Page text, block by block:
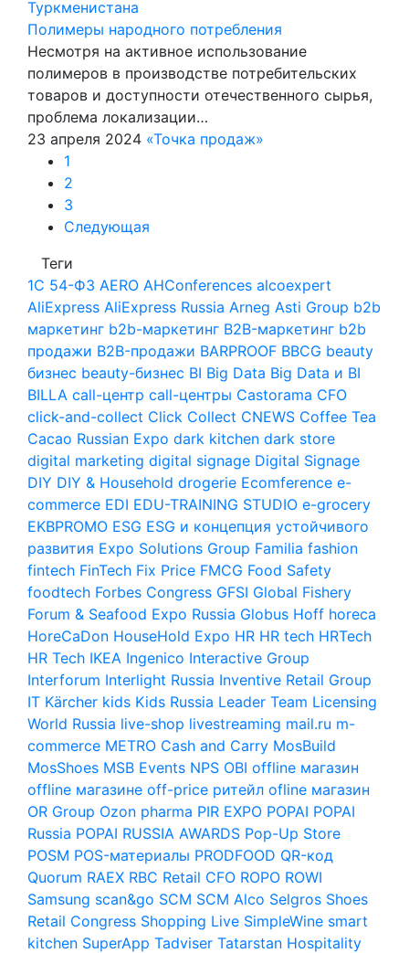
Туркменистана
Полимеры народного потребления
Несмотря на активное использование
полимеров в производстве потребительских
товаров и доступности отечественного сырья,
проблема локализации…
23 апреля 2024 «Точка продаж»
1
2
3
Следующая
Теги
1С 54-ФЗ AERO AHConferences alcoexpert
AliExpress AliExpress Russia Arneg Asti Group b2b
маркетинг b2b-маркетинг B2B-маркетинг b2b
продажи B2B-продажи BARPROOF BBCG beauty
бизнес beauty-бизнес BI Big Data Big Data и BI
BILLA call-центр call-центры Castorama CFO
click-and-collect Click Collect CNEWS Coffee Tea
Cacao Russian Expo dark kitchen dark store
digital marketing digital signage Digital Signage
DIY DIY & Household drogerie Ecomference e-
commerce EDI EDU-TRAINING STUDIO e-grocery
EKBPROMO ESG ESG и концепция устойчивого
развития Expo Solutions Group Familia fashion
fintech FinTech Fix Price FMCG Food Safety
foodtech Forbes Congress GFSI Global Fishery
Forum & Seafood Expo Russia Globus Hoff horeca
HoreCaDon HouseHold Expo HR HR tech HRTech
HR Tech IKEA Ingenico Interactive Group
Interforum Interlight Russia Inventive Retail Group
IT Kärcher kids Kids Russia Leader Team Licensing
World Russia live-shop livestreaming mail.ru m-
commerce METRO Cash and Carry MosBuild
MosShoes MSB Events NPS OBI offline магазин
offline магазине off-price ритейл ofline магазин
OR Group Ozon pharma PIR EXPO POPAI POPAI
Russia POPAI RUSSIA AWARDS Pop-Up Store
POSM POS-материалы PRODFOOD QR-код
Quorum RAEX RBC Retail CFO ROPO ROWI
Samsung scan&go SCM SCM Alco Selgros Shoes
Retail Congress Shopping Live SimpleWine smart
kitchen SuperApp Tadviser Tatarstan Hospitality